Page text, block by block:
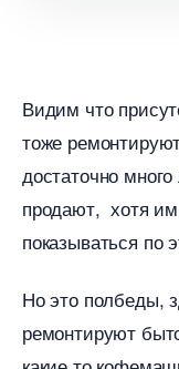
идим что
тоже
достаточно
продают, хотя
показываться по
Но это полбеды,
ремонтируют